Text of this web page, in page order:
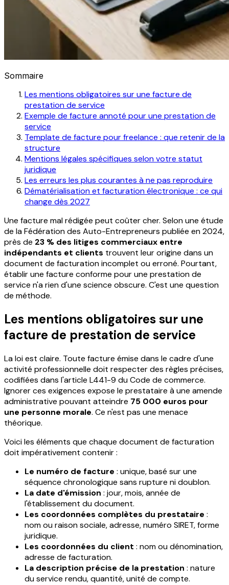
Sommaire
Les mentions obligatoires sur une facture de
prestation de service
Exemple de facture annoté pour une prestation de
service
Template de facture pour freelance : que retenir de la
structure
Mentions légales spécifiques selon votre statut
juridique
Les erreurs les plus courantes à ne pas reproduire
Dématérialisation et facturation électronique : ce qui
change dès 2027
Une facture mal rédigée peut coûter cher. Selon une étude
de la Fédération des Auto-Entrepreneurs publiée en 2024,
près de 23 % des litiges commerciaux entre
indépendants et clients trouvent leur origine dans un
document de facturation incomplet ou erroné. Pourtant,
établir une facture conforme pour une prestation de
service n'a rien d'une science obscure. C'est une question
de méthode.
Les mentions obligatoires sur une
facture de prestation de service
La loi est claire. Toute facture émise dans le cadre d'une
activité professionnelle doit respecter des règles précises,
codifiées dans l'article L441-9 du Code de commerce.
Ignorer ces exigences expose le prestataire à une amende
administrative pouvant atteindre 75 000 euros pour
une personne morale. Ce n'est pas une menace
théorique.
Voici les éléments que chaque document de facturation
doit impérativement contenir :
Le numéro de facture : unique, basé sur une
séquence chronologique sans rupture ni doublon.
La date d'émission : jour, mois, année de
l'établissement du document.
Les coordonnées complètes du prestataire :
nom ou raison sociale, adresse, numéro SIRET, forme
juridique.
Les coordonnées du client : nom ou dénomination,
adresse de facturation.
La description précise de la prestation : nature
du service rendu, quantité, unité de compte.